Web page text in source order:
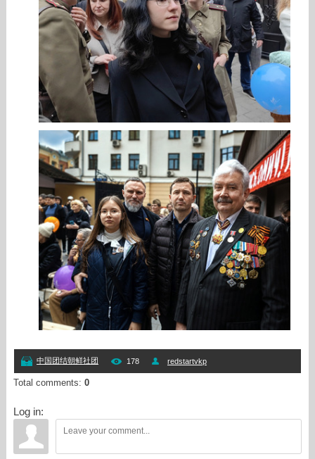
中国团结朝鲜社团 178 redstartvkp
Total comments: 0
Log in: